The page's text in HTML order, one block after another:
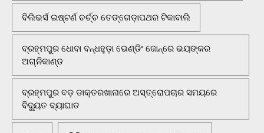
ବିଲିଭର୍ସ ଇଷ୍ଟର୍ଣ ଚର୍ଚ୍ଚ ତେଙ୍ଗେଡ଼ାପଥର ଟିକାବାଲି
ବ୍ରହ୍ମପୁର ଧୋବା ବନ୍ଧହୁଡ଼ା ଭେଣ୍ଡିଂ ଜୋନ୍‌ରେ ଭୟଙ୍କର
ଅଗ୍ନିକାଣ୍ଡ
ବ୍ରହ୍ମପୁର ବଡ଼ ଡାକ୍ତରଖାନାରେ ଅସ୍ତ୍ରୋପଚାର ସମୟରେ
ବିଦ୍ୟୁତ ବ୍ୟାଘାତ